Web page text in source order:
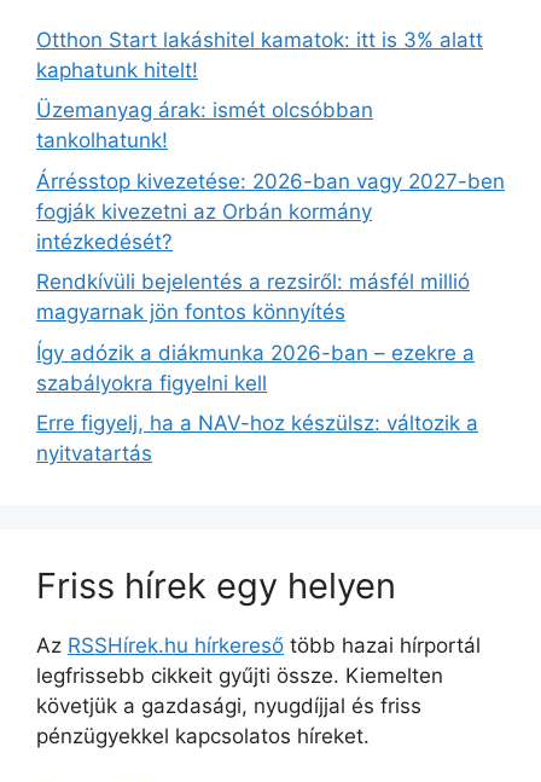
Otthon Start lakáshitel kamatok: itt is 3% alatt
kaphatunk hitelt!
Üzemanyag árak: ismét olcsóbban
tankolhatunk!
Árrésstop kivezetése: 2026-ban vagy 2027-ben
fogják kivezetni az Orbán kormány
intézkedését?
Rendkívüli bejelentés a rezsiről: másfél millió
magyarnak jön fontos könnyítés
Így adózik a diákmunka 2026-ban – ezekre a
szabályokra figyelni kell
Erre figyelj, ha a NAV-hoz készülsz: változik a
nyitvatartás
Friss hírek egy helyen
Az RSSHírek.hu hírkereső több hazai hírportál
legfrissebb cikkeit gyűjti össze. Kiemelten
követjük a gazdasági, nyugdíjjal és friss
pénzügyekkel kapcsolatos híreket.